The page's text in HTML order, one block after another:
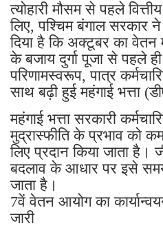
त्योहारी मौसम से पहले
लिए, पश्चिम बंगाल सरकार ने
दिया है कि अक्टूबर का वेतन
के बजाय दुर्गा पूजा से पहले
परिणामस्वरूप, पात्र
साथ बढ़ी हुई महंगाई भत्ता
महंगाई भत्ता सरकारी
मुद्रास्फीति के प्रभाव को
लिए प्रदान किया जाता है।
बदलाव के आधार पर इसे
जाता है।
7वें वेतन आयोग का
जारी